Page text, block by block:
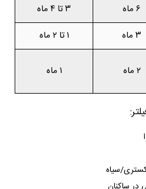
۶ ماه
۳ تا ۴ ماه
۳ ماه
۱ تا ۲ ماه
۲ ماه ۱ ماه